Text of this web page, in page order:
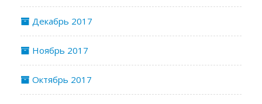
Декабрь 2017
Ноябрь 2017
Октябрь 2017